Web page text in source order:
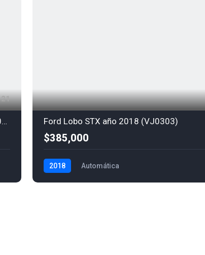
21
Volkswagen Virtus Comfortline año 2025 (PS0306) Ford Lobo STX año 2018 (VJ0303)
$385,000
2018 Automática